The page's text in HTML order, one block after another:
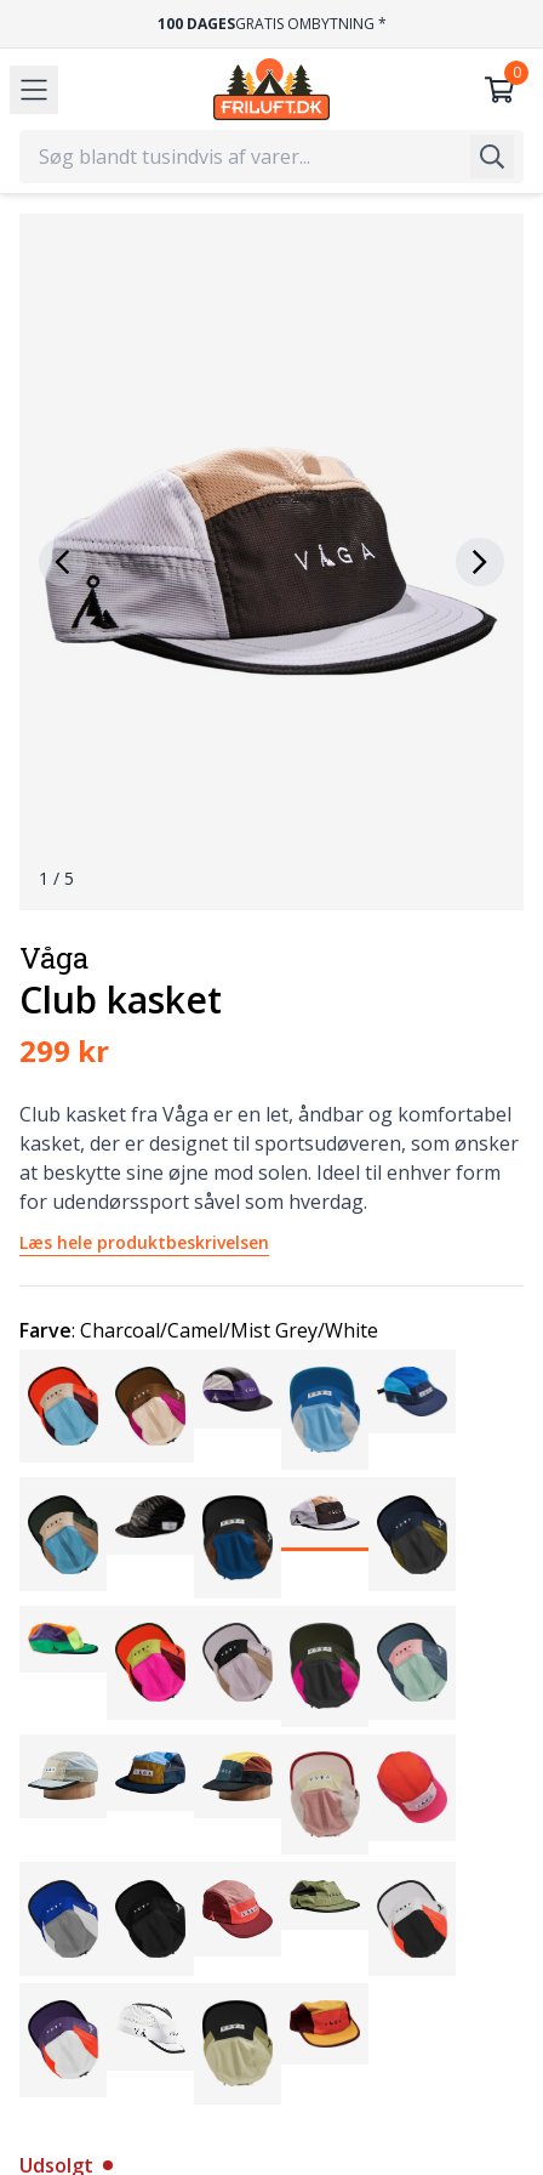
100 DAGESGRATIS OMBYTNING *
1 / 5
Våga
Club kasket
299 kr
Club kasket fra Våga er en let, åndbar og komfortabel
kasket, der er designet til sportsudøveren, som ønsker
at beskytte sine øjne mod solen. Ideel til enhver form
for udendørssport såvel som hverdag.
Læs hele produktbeskrivelsen
Farve: Charcoal/Camel/Mist Grey/White
Udsolgt